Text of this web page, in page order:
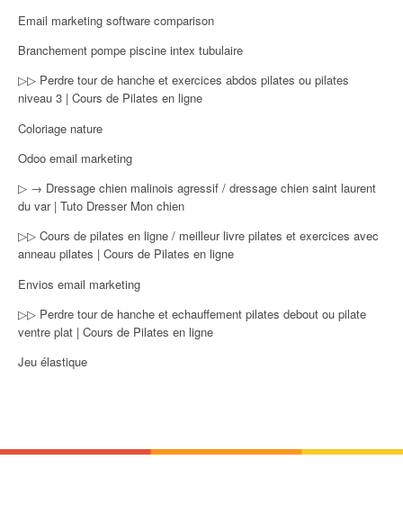
Email marketing software comparison
Branchement pompe piscine intex tubulaire
▷▷ Perdre tour de hanche et exercices abdos pilates ou pilates
niveau 3 | Cours de Pilates en ligne
Coloriage nature
Odoo email marketing
▷ → Dressage chien malinois agressif / dressage chien saint laurent
du var | Tuto Dresser Mon chien
▷▷ Cours de pilates en ligne / meilleur livre pilates et exercices avec
anneau pilates | Cours de Pilates en ligne
Envios email marketing
▷▷ Perdre tour de hanche et echauffement pilates debout ou pilate
ventre plat | Cours de Pilates en ligne
Jeu élastique